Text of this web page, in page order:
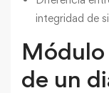
integridad de
de un